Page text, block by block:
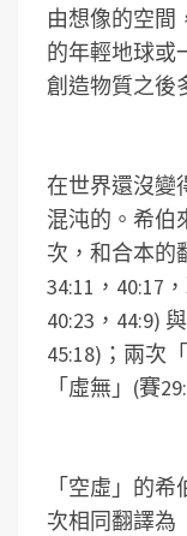
由想像的空間
的年輕地球或
創造物質之後
在世界還沒變
混沌的。希伯
次，和合本的
34:11，40:17
40:23，44:9)
45:18)；兩次
「虛無」(賽
「空虛」的
次相同翻譯為